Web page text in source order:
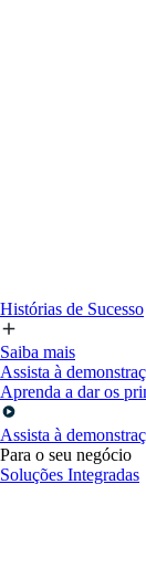
Histórias de Sucesso
Saiba mais
Assista à
Aprenda a dar os
Assista à
Para o seu negócio
Soluções Integradas